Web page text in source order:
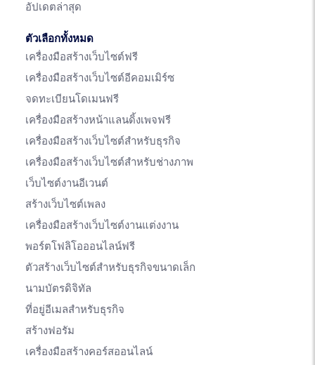
อัปเดตล่าสุด
ตัวเลือกทั้งหมด
เครื่องมือสร้างเว็บไซต์ฟรี
เครื่องมือสร้างเว็บไซต์อีคอมเมิร์ซ
จดทะเบียนโดเมนฟรี
เครื่องมือสร้างหน้าแลนดิ้งเพจฟรี
เครื่องมือสร้างเว็บไซต์สำหรับธุรกิจ
เครื่องมือสร้างเว็บไซต์สำหรับช่างภาพ
เว็บไซต์งานอีเวนต์
สร้างเว็บไซต์เพลง
เครื่องมือสร้างเว็บไซต์งานแต่งงาน
พอร์ตโฟลิโอออนไลน์ฟรี
ตัวสร้างเว็บไซต์สำหรับธุรกิจขนาดเล็ก
นามบัตรดิจิทัล
ที่อยู่อีเมลสำหรับธุรกิจ
สร้างฟอรัม
เครื่องมือสร้างคอร์สออนไลน์